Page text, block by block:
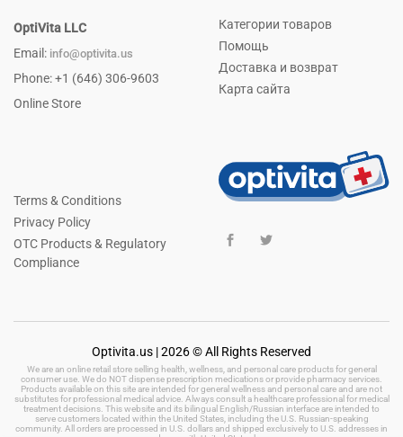
OptiVita LLC
Email: info@optivita.us
Phone: +1 (646) 306-9603
Online Store
Категории товаров
Помощь
Доставка и возврат
Карта сайта
Terms & Conditions
Privacy Policy
OTC Products & Regulatory
Compliance
Optivita.us | 2026 © All Rights Reserved
We are an online retail store selling health, wellness, and personal care products for general
consumer use. We do NOT dispense prescription medications or provide pharmacy services.
Products available on this site are intended for general wellness and personal care and are not
substitutes for professional medical advice. Always consult a healthcare professional for medical
treatment decisions. This website and its bilingual English/Russian interface are intended to
serve customers located within the United States, including the U.S. Russian-speaking
community. All orders are processed in U.S. dollars and shipped exclusively to U.S. addresses in